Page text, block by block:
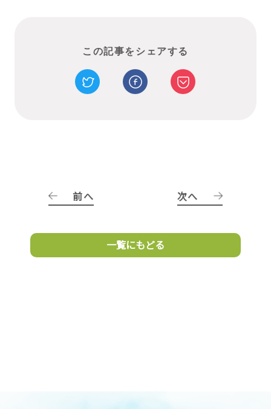
この記事をシェアする
前へ
一覧にもどる
次へ